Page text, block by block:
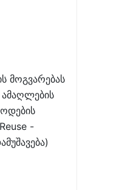
მოგვარებას
-